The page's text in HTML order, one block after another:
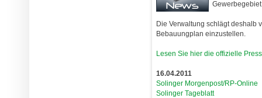
Die Verwaltung schlägt deshalb
Bebauungplan einzustellen.
Lesen Sie hier die offizielle
16.04.2011
Solinger Morgenpost/RP-Online
Solinger Tageblatt